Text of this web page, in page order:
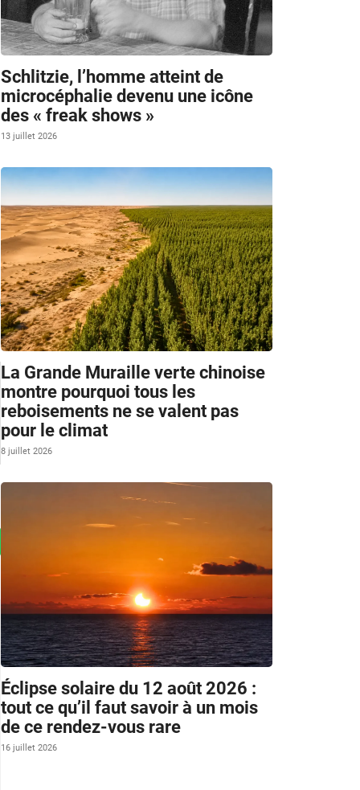
Schlitzie, l’homme atteint de
microcéphalie devenu une icône
des « freak shows »
13 juillet 2026
La Grande Muraille verte chinoise
montre pourquoi tous les
reboisements ne se valent pas
pour le climat
8 juillet 2026
Éclipse solaire du 12 août 2026 :
tout ce qu’il faut savoir à un mois
de ce rendez-vous rare
16 juillet 2026